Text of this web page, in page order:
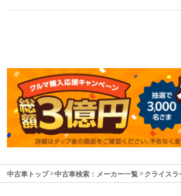
中古車トップ 中古車検索：メーカー一覧 クライスラ